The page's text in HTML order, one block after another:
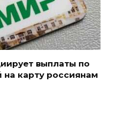
выплаты по
на карту россиянам